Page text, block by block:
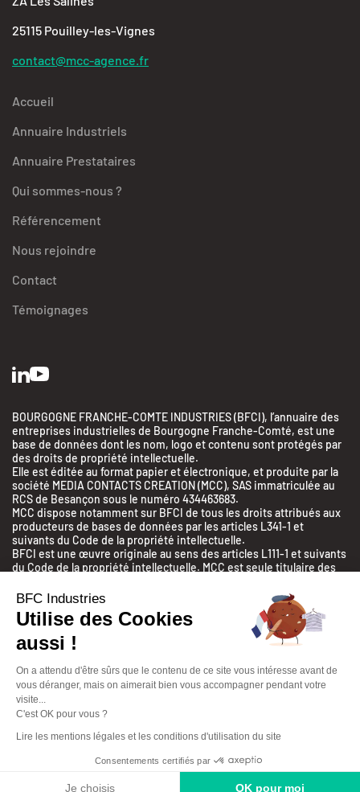
25115 Pouilley-les-Vignes
contact@mcc-agence.fr
Accueil
Annuaire Industriels
Annuaire Prestataires
Qui sommes-nous ?
Référencement
Nous rejoindre
Contact
Témoignages
BOURGOGNE FRANCHE-COMTE INDUSTRIES (BFCI), l’annuaire des
entreprises industrielles de Bourgogne Franche-Comté, est une
base de données dont les nom, logo et contenu sont protégés par
des droits de propriété intellectuelle.
Elle est éditée au format papier et électronique, et produite par la
société MEDIA CONTACTS CREATION (MCC), SAS immatriculée au
RCS de Besançon sous le numéro 434463683.
MCC dispose notamment sur BFCI de tous les droits attribués aux
producteurs de bases de données par les articles L341-1 et
suivants du Code de la propriété intellectuelle.
BFCI est une œuvre originale au sens des articles L111-1 et suivants
du Code de la propriété intellectuelle. MCC est seule titulaire des
Toute reproduction, diffusion, extraction, notamment par une
technique de scraping, réutilisation totale ou partielle de BFCI
sans l’autorisation expresse et écrite de MCC est interdite.
© 2026 | BFC Industries | tous droits réservés
Mentions légales
BFC Industries est conçu, édité et commercialisé par
BFC Industries
Utilise des Cookies
aussi !
On a attendu d'être sûrs que le contenu de ce site vous intéresse avant de
vous déranger, mais on aimerait bien vous accompagner pendant votre
visite...
C'est OK pour vous ?
Lire les mentions légales et les conditions d'utilisation du site
Consentements certifiés par
Je choisis OK pour moi